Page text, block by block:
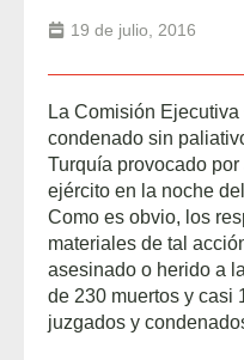
19 de julio, 2016
La Comisión
condenado sin
Turquía provocado
ejército en la noche
Como es obvio, los
materiales de tal
asesinado o herido a
de 230 muertos y casi
juzgados y